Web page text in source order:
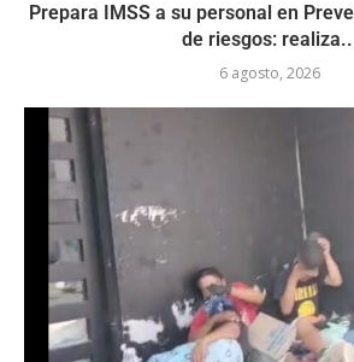
Prepara IMSS a su personal en
de riesgos:
6 agosto, 2026